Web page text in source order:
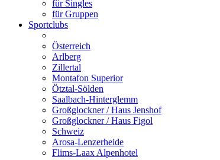
für Singles
für Gruppen
Sportclubs
Österreich
Arlberg
Zillertal
Montafon Superior
Ötztal-Sölden
Saalbach-Hinterglemm
Großglockner / Haus Jenshof
Großglockner / Haus Figol
Schweiz
Arosa-Lenzerheide
Flims-Laax Alpenhotel